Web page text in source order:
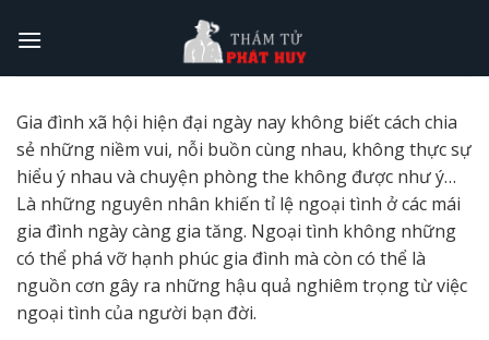
Gia đình xã hội hiện đại ngày nay không biết cách chia
sẻ những niềm vui, nỗi buồn cùng nhau, không thực sự
hiểu ý nhau và chuyện phòng the không được như ý…
Là những nguyên nhân khiến tỉ lệ ngoại tình ở các mái
gia đình ngày càng gia tăng. Ngoại tình không những
có thể phá vỡ hạnh phúc gia đình mà còn có thể là
nguồn cơn gây ra những hậu quả nghiêm trọng từ việc
ngoại tình của người bạn đời.